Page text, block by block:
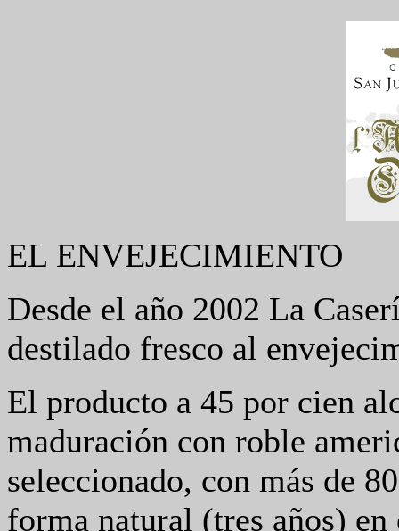
EL ENVEJECIMIENTO
Desde el año 2002 La
destilado fresco al
El producto a 45 por cien
maduración con roble
seleccionado, con más de
forma natural (tres años)